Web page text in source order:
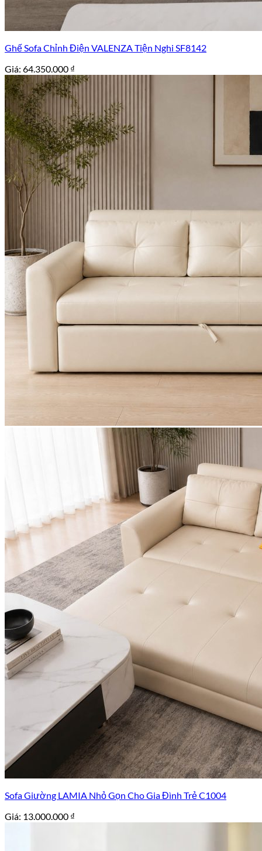
Ghế Sofa Chỉnh Điện VALENZA Tiện Nghi SF8142
Giá: 64.350.000 ₫
Sofa Giường LAMIA Nhỏ Gọn Cho Gia Đình Trẻ C1004
Giá: 13.000.000 ₫